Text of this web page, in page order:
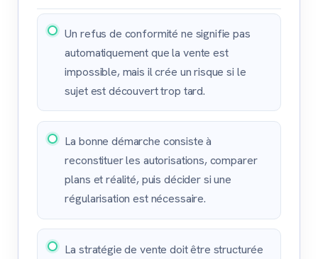
Un refus de conformité ne signifie pas
automatiquement que la vente est
impossible, mais il crée un risque si le
sujet est découvert trop tard.
La bonne démarche consiste à
reconstituer les autorisations, comparer
plans et réalité, puis décider si une
régularisation est nécessaire.
La stratégie de vente doit être structurée